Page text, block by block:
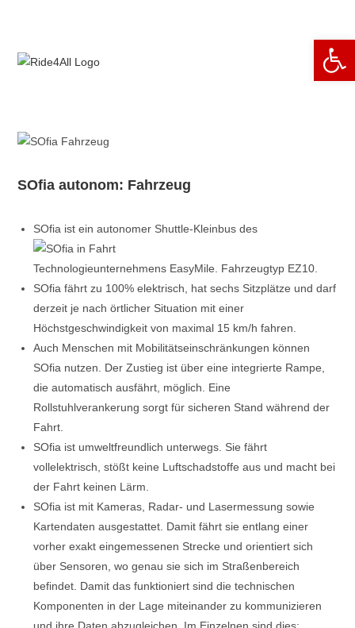
SOfia autonom: Fahrzeug
SOfia ist ein autonomer Shuttle-Kleinbus des
Technologieunternehmens EasyMile. Fahrzeugtyp EZ10.
SOfia fährt zu 100% elektrisch, hat sechs Sitzplätze und darf
derzeit je nach örtlicher Situation mit einer
Höchstgeschwindigkeit von maximal 15 km/h fahren.
Auch Menschen mit Mobilitätseinschränkungen können
SOfia nutzen. Der Zustieg ist über eine integrierte Rampe,
die automatisch ausfährt, möglich. Eine
Rollstuhlverankerung sorgt für sicheren Stand während der
Fahrt.
SOfia ist umweltfreundlich unterwegs. Sie fährt
vollelektrisch, stößt keine Luftschadstoffe aus und macht bei
der Fahrt keinen Lärm.
SOfia ist mit Kameras, Radar- und Lasermessung sowie
Kartendaten ausgestattet. Damit fährt sie entlang einer
vorher exakt eingemessenen Strecke und orientiert sich
über Sensoren, wo genau sie sich im Straßenbereich
befindet. Damit das funktioniert sind die technischen
Komponenten in der Lage miteinander zu kommunizieren